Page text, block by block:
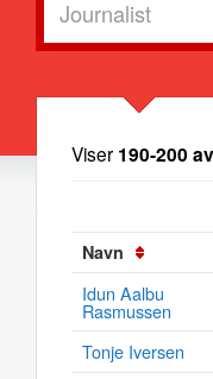
Viser 190-200
Navn
Idun Aalbu
Rasmussen
Tonje Iversen